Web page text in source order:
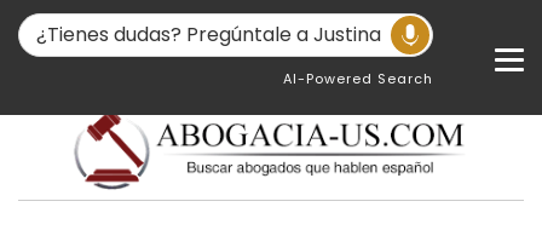
AI-Powered Search